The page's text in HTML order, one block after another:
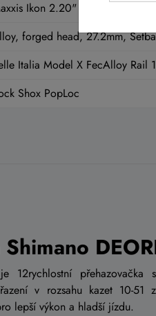
Ikon 2.20" FB 60 TPI Dual
forged head, 27.2mm,
Italia Model X FecAlloy Rail
Shox PopLoc
12rychlostní přehazovačka
v rozsahu kazet 10-51
lepší výkon a hladší jízdu.